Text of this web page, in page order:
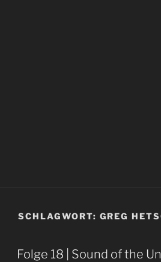
SCHLAGWORT: GREG
Folge 18 | Sound of the